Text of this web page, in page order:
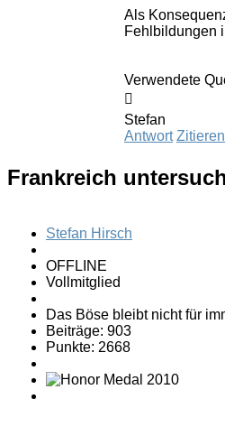
Als
Fehlbildungen
Verwendete

Stefan
Antwort Zitieren
Frankreich
Stefan Hirsch
OFFLINE
Vollmitglied
Das Böse bleibt nicht für
Beiträge: 903
Punkte: 2668